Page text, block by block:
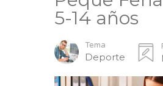
5-14 años
Tema
Deporte